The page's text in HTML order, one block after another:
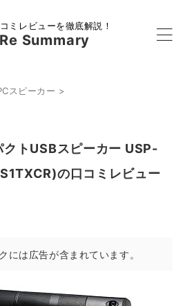
ミレビューを徹底解説！
Summary
スピーカー >
トUSBスピーカー USP-
の口コミレビュー
には広告が含まれています。